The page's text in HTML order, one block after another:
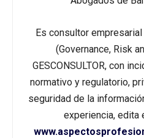
Es consultor
(Governance, Risk
GESCONSULTOR, con
normativo y regulatorio,
seguridad de la
experiencia, edita